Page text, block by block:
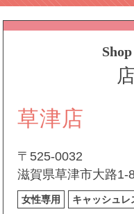
草津店
〒525-0032
滋賀県草津市大路1-
女性専用 キャッシュレ